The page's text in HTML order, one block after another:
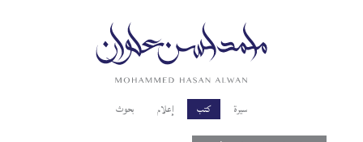
بحوث إعلام كتب سيرة